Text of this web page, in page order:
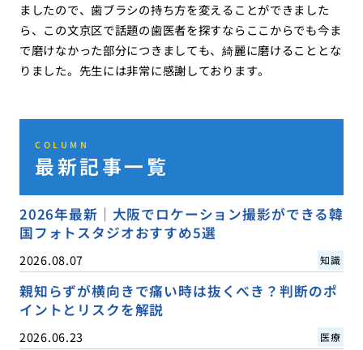
ましたので、歯ブラシの持ち方を変えることができました
ら、この文京区で話題の歯医者を探すならここからでも今ま
で磨けなかった部分につきましても、綺麗に磨けることとな
りました。先生には非常に感謝しております。
COLUMN
最新記事一覧
2026年最新｜大阪でロケーション撮影ができる韓
国フォトスタジオおすすめ5選
2026.08.07 知識
親知らずが横向きで痛い時は抜くべき？判断のポ
イントとリスクを解説
2026.06.23 医療